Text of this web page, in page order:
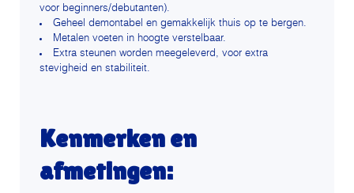
voor beginners/debutanten).
Geheel demontabel en gemakkelijk thuis op te bergen.
Metalen voeten in hoogte verstelbaar.
Extra steunen worden meegeleverd, voor extra
stevigheid en stabiliteit.
Kenmerken en
afmetingen: